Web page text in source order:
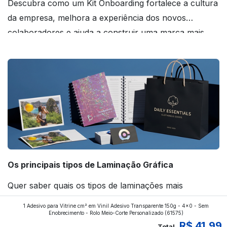
Descubra como um Kit Onboarding fortalece a cultura
da empresa, melhora a experiência dos novos
colaboradores e ajuda a construir uma marca mais
Os principais tipos de Laminação Gráfica
Quer saber quais os tipos de laminações mais
continue a leitura que vamos revelar para você!
1 Adesivo para Vitrine cm² em Vinil Adesivo Transparente 150g - 4x0 - Sem
Enobrecimento - Rolo Meio-Corte Personalizado (61575)